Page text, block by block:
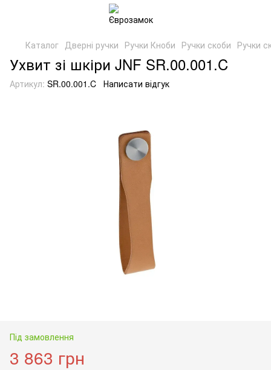
Каталог Дверні ручки Ручки Кноби Ручки скоби Ручки
Ухвит зі шкіри JNF SR.00.001.C
Артикул: SR.00.001.C Написати відгук
Під замовлення
3 863 грн